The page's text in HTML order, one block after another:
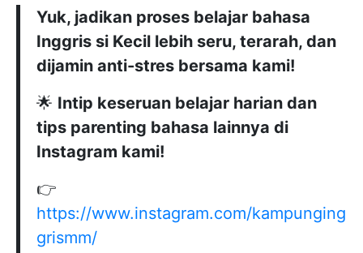
Yuk, jadikan proses belajar bahasa
Inggris si Kecil lebih seru, terarah, dan
dijamin anti-stres bersama kami!
🌟 Intip keseruan belajar harian dan
tips parenting bahasa lainnya di
Instagram kami!
👉
https://www.instagram.com/kampunging
grismm/